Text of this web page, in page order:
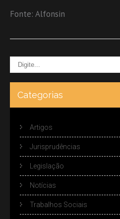
Fonte: Alfonsin
Categorias
Artigos
Jurisprudências
Legislação
Notícias
Trabalhos Sociais